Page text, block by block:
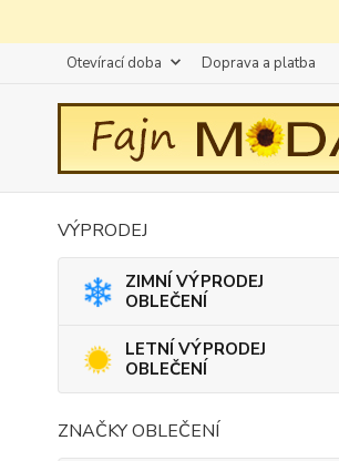
Otevírací doba Doprava a platba
VÝPRODEJ
ZIMNÍ VÝPRODEJ
OBLEČENÍ
LETNÍ VÝPRODEJ
OBLEČENÍ
ZNAČKY OBLEČENÍ